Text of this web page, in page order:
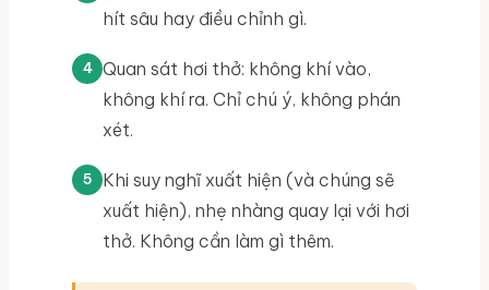
hít sâu hay điều chỉnh gì.
Quan sát hơi thở: không khí vào,
không khí ra. Chỉ chú ý, không phán
xét.
Khi suy nghĩ xuất hiện (và chúng sẽ
xuất hiện), nhẹ nhàng quay lại với hơi
thở. Không cần làm gì thêm.